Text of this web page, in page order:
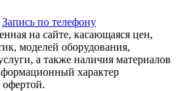
Запись по телефону
на сайте, касающаяся цен,
моделей оборудования,
а также наличия материалов
характер
офертой.